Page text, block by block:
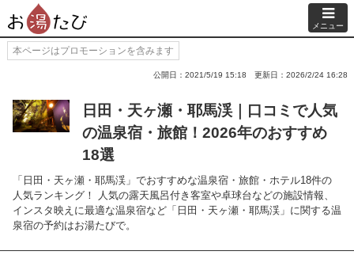
メニュー
本ページはプロモーションを含みます
公開日：2021/5/19 15:18 更新日：2026/2/24 16:28
日田・天ヶ瀬・耶馬渓｜口コミで人気
の温泉宿・旅館！2026年のおすすめ
18選
「日田・天ヶ瀬・耶馬渓」でおすすめな温泉宿・旅館・ホテル18件の
人気ランキング！ 人気の露天風呂付き客室や卓球台などの施設情報、
インスタ映えに最適な温泉宿など「日田・天ヶ瀬・耶馬渓」に関する温
泉宿の予約はお湯たびで。